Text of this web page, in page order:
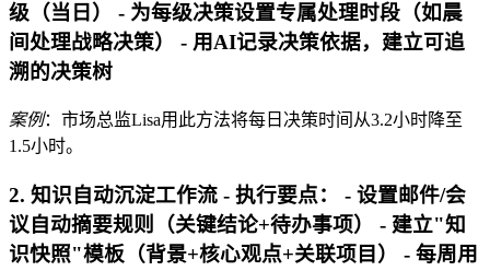
级（当日） - 为每级决策设置专属处理时段（如晨
间处理战略决策） - 用AI记录决策依据，建立可追
溯的决策树
案例：市场总监Lisa用此方法将每日决策时间从3.2小时降至
1.5小时。
2. 知识自动沉淀工作流 - 执行要点： - 设置邮件/会
议自动摘要规则（关键结论+待办事项） - 建立"知
识快照"模板（背景+核心观点+关联项目） - 每周用